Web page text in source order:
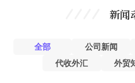
新闻
全部 公司新闻
代收外汇
外贸